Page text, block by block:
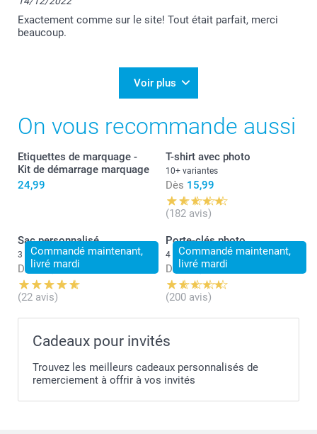
Belle journée,
Lucie@smartphoto
Exactement comme sur le site! Tout était parfait, merci
beaucoup.
Voir plus
On vous recommande aussi
Etiquettes de marquage -
Kit de démarrage marquage
24,99
T-shirt avec photo
10+ variantes
Dès 15,99
(182 avis)
Commandé maintenant,
livré mardi
Sac personnalisé
3 variantes
Dès 15,99
(22 avis)
Commandé maintenant,
livré mardi
Porte-clés photo
4 variantes
Dès 12,49
(200 avis)
Cadeaux pour invités
Trouvez les meilleurs cadeaux personnalisés de
remerciement à offrir à vos invités